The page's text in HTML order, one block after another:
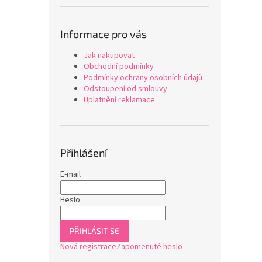
Informace pro vás
Jak nakupovat
Obchodní podmínky
Podmínky ochrany osobních údajů
Odstoupení od smlouvy
Uplatnění reklamace
Přihlášení
E-mail
Heslo
PŘIHLÁSIT SE
Nová registraceZapomenuté heslo